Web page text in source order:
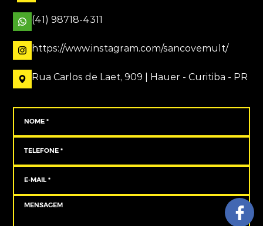
(41) 98718-4311
https://www.instagram.com/sancovemult/
Rua Carlos de Laet, 909 | Hauer - Curitiba - PR